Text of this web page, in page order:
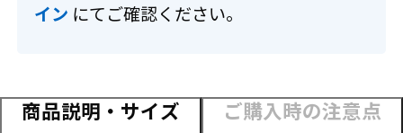
イン にてご確認ください。
商品説明・サイズ ご購入時の注意点